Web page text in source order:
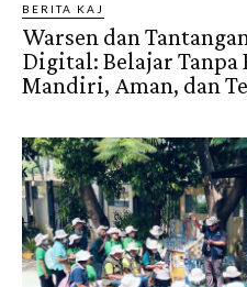
BERITA KAJ
Warsen dan
Digital: Belajar Tanpa
Mandiri, Aman, dan